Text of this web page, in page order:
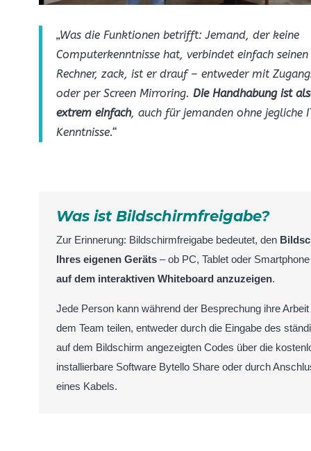
„Was die Funktionen betrifft: Jemand, der keine
Computerkenntnisse hat, verbindet einfach seinen
Rechner, zack, ist er drauf – entweder mit
oder per Screen Mirroring. Die Handhabung ist
extrem einfach, auch für jemanden ohne jegliche
Kenntnisse.“
Was ist Bildschirmfreigabe?
Zur Erinnerung: Bildschirmfreigabe bedeutet, den
Ihres eigenen Geräts – ob PC, Tablet oder
auf dem interaktiven Whiteboard anzuzeigen.
Jede Person kann während der Besprechung ihre
dem Team teilen, entweder durch die Eingabe des
auf dem Bildschirm angezeigten Codes über die
installierbare Software Bytello Share oder durch
eines Kabels.